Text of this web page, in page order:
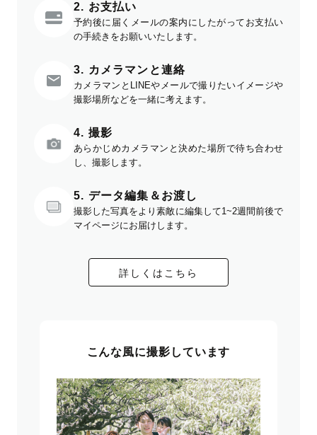
2. お支払い
予約後に届くメールの案内にしたがってお支払い
の手続きをお願いいたします。
3. カメラマンと連絡
カメラマンとLINEやメールで撮りたいイメージや
撮影場所などを一緒に考えます。
4. 撮影
あらかじめカメラマンと決めた場所で待ち合わせ
し、撮影します。
5. データ編集＆お渡し
撮影した写真をより素敵に編集して1~2週間前後で
マイページにお届けします。
詳しくはこちら
こんな風に撮影しています